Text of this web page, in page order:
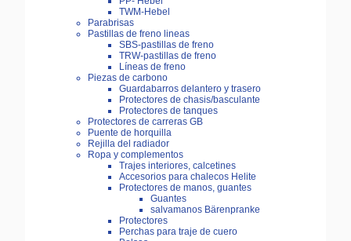
TWM-Hebel
Parabrisas
Pastillas de freno lineas
SBS-pastillas de freno
TRW-pastillas de freno
Líneas de freno
Piezas de carbono
Guardabarros delantero y trasero
Protectores de chasis/basculante
Protectores de tanques
Protectores de carreras GB
Puente de horquilla
Rejilla del radiador
Ropa y complementos
Trajes interiores, calcetines
Accesorios para chalecos Helite
Protectores de manos, guantes
Guantes
salvamanos Bärenpranke
Protectores
Perchas para traje de cuero